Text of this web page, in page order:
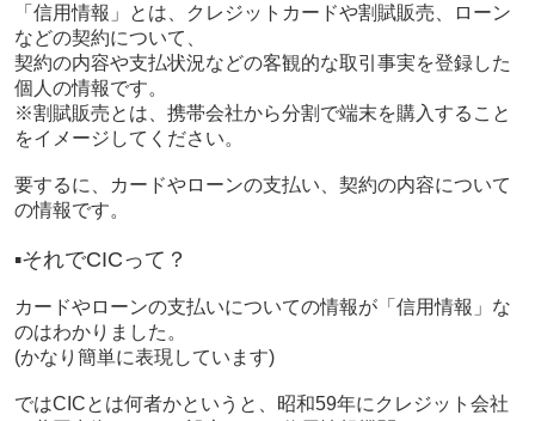
「信用情報」とは、クレジットカードや割賦販売、ローン
などの契約について、
契約の内容や支払状況などの客観的な取引事実を登録した
個人の情報です。
※割賦販売とは、携帯会社から分割で端末を購入すること
をイメージしてください。
要するに、カードやローンの支払い、契約の内容について
の情報です。
▪それでCICって？
カードやローンの支払いについての情報が「信用情報」な
のはわかりました。
(かなり簡単に表現しています)
ではCICとは何者かというと、昭和59年にクレジット会社